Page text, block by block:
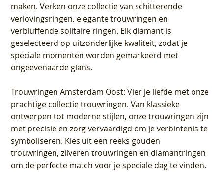
maken. Verken onze collectie van schitterende
verlovingsringen, elegante trouwringen en
verbluffende solitaire ringen. Elk diamant is
geselecteerd op uitzonderlijke kwaliteit, zodat je
speciale momenten worden gemarkeerd met
ongeëvenaarde glans.
Trouwringen Amsterdam Oost: Vier je liefde met onze
prachtige collectie trouwringen. Van klassieke
ontwerpen tot moderne stijlen, onze trouwringen zijn
met precisie en zorg vervaardigd om je verbintenis te
symboliseren. Kies uit een reeks gouden
trouwringen, zilveren trouwringen en diamantringen
om de perfecte match voor je speciale dag te vinden.